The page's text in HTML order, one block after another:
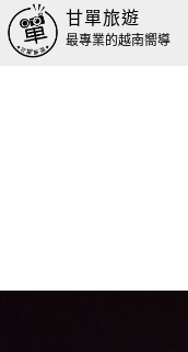
甘單旅遊
最專業的越南嚮導